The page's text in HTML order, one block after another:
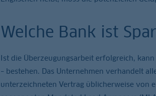
Welche Bank ist
Ist die Überzeugungsarbeit erfolgreich,
– bestehen. Das Unternehmen verhandelt
unterzeichneten Vertrag üblicherweise von